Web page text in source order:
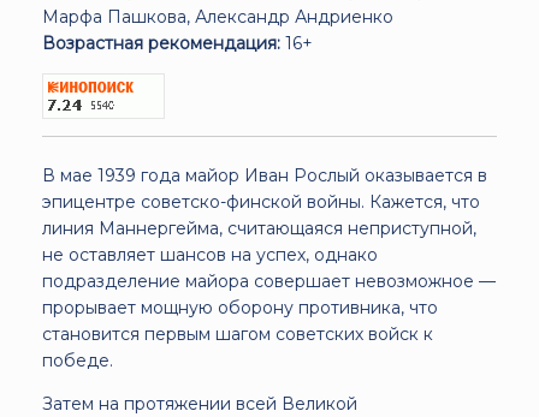
Марфа Пашкова, Александр Андриенко
Возрастная рекомендация: 16+
В мае 1939 года майор Иван Рослый оказывается в
эпицентре советско-финской войны. Кажется, что
линия Маннергейма, считающаяся неприступной,
не оставляет шансов на успех, однако
подразделение майора совершает невозможное —
прорывает мощную оборону противника, что
становится первым шагом советских войск к
победе.
Затем на протяжении всей Великой